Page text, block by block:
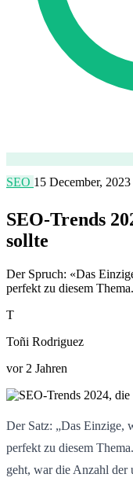
🇪🇸 ES
🇬🇧 EN
SEO 15 December, 2023
SEO-Trends
sollte
Der Spruch: «Das
perfekt zu diesem
T
Toñi Rodriguez
vor 2 Jahren
Der Satz: „Das Einzige,
perfekt zu diesem
geht, war die Anzahl der